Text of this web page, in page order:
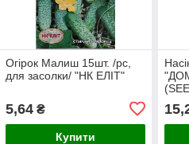
Огірок Малиш 15шт. /рс,
для засолки/ "НК ЕЛІТ"
5,64₴
Купити
для